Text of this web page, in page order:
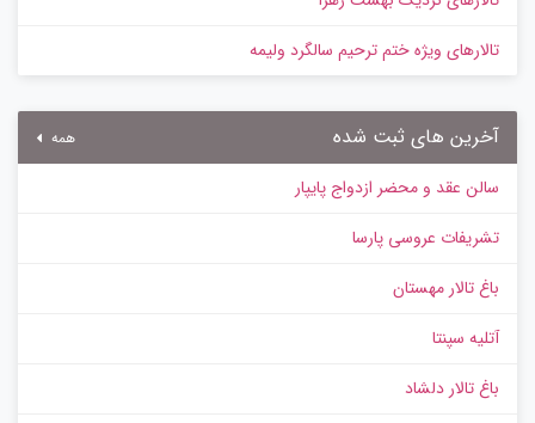
تالارهای ویژه ختم ترحیم سالگرد ولیمه
آخرین های ثبت شده همه
سالن عقد و محضر ازدواج پایپار
تشریفات عروسی پارسا
باغ تالار مهستان
آتلیه سپنتا
باغ تالار دلشاد